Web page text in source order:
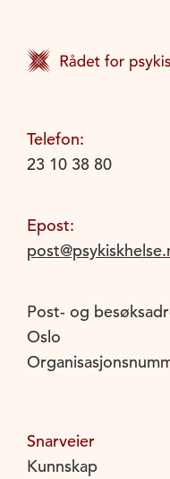
Telefon:
23 10 38 80
Epost:
Post- og
Oslo
Snarveier
Kunnskap